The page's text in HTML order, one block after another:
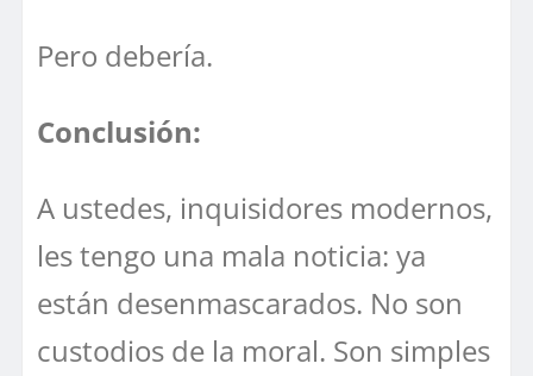
Pero debería.
Conclusión:
A ustedes, inquisidores modernos,
les tengo una mala noticia: ya
están desenmascarados. No son
custodios de la moral. Son simples